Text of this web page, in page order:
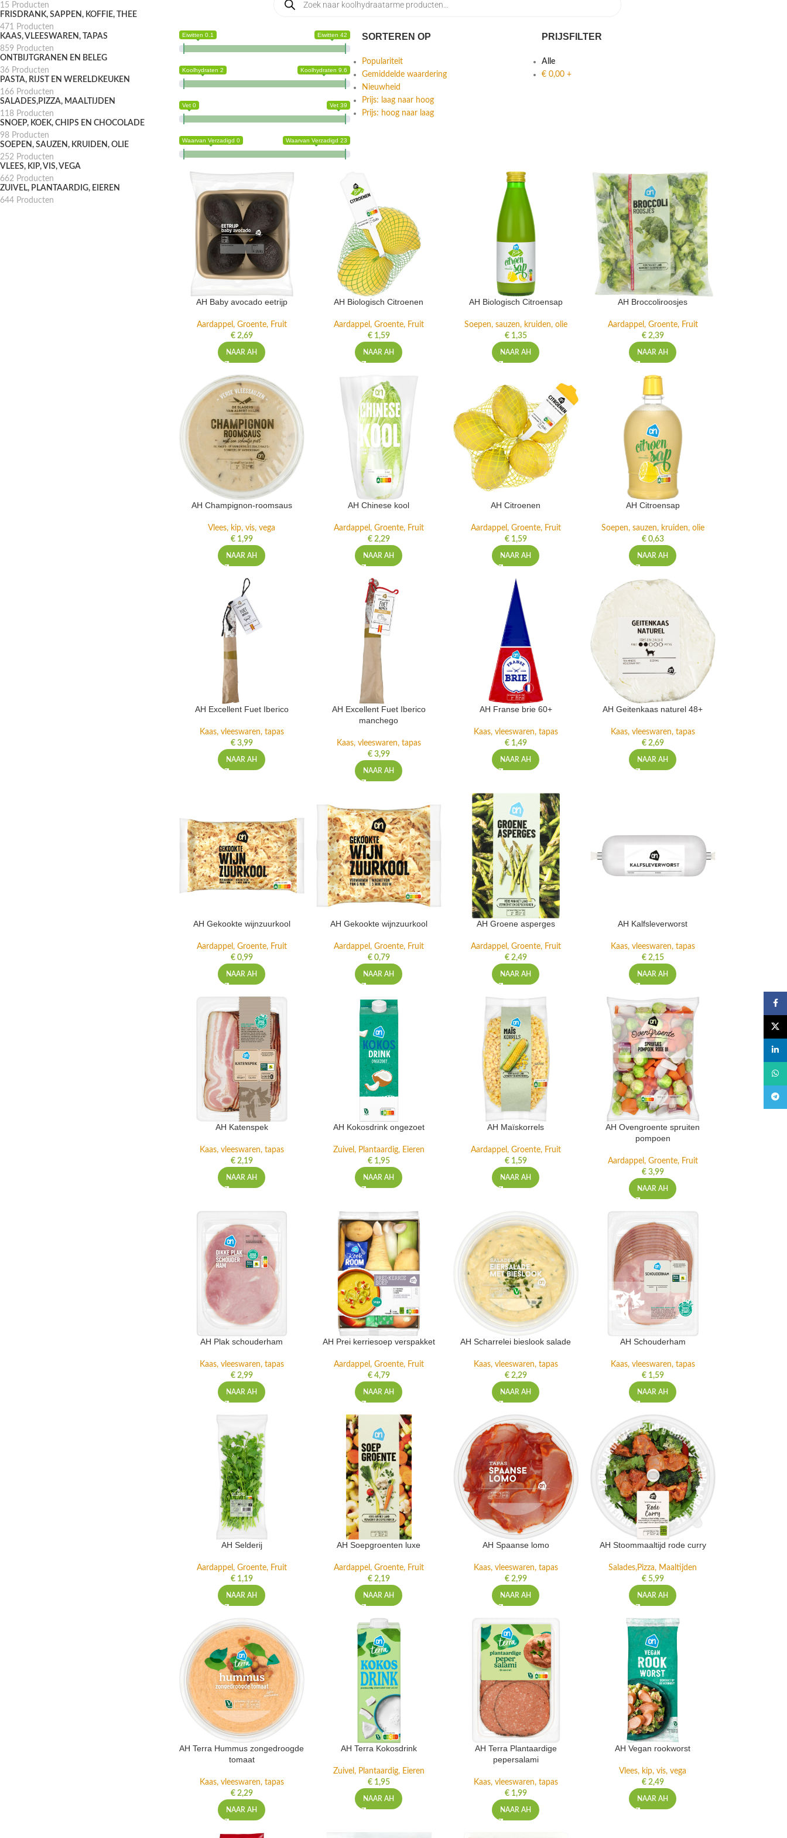
15 Producten
FRISDRANK, SAPPEN, KOFFIE, THEE
471 Producten
KAAS, VLEESWAREN, TAPAS
859 Producten
ONTBIJTGRANEN EN BELEG
36 Producten
PASTA, RIJST EN WERELDKEUKEN
166 Producten
SALADES,PIZZA, MAALTIJDEN
118 Producten
SNOEP, KOEK, CHIPS EN CHOCOLADE
98 Producten
SOEPEN, SAUZEN, KRUIDEN, OLIE
252 Producten
VLEES, KIP, VIS, VEGA
662 Producten
ZUIVEL, PLANTAARDIG, EIEREN
644 Producten
Eiwitten 0.1 Eiwitten 42
Koolhydraten 2 Koolhydraten 9.6
Vet 0 Vet 39
Waarvan Verzadigd 0 Waarvan Verzadigd 23
SORTEREN OP
Populariteit
Gemiddelde waardering
Nieuwheid
Prijs: laag naar hoog
Prijs: hoog naar laag
PRIJSFILTER
Alle
€0,00+
AH Baby avocado eetrijp
Aardappel, Groente, Fruit
€2,69
NAAR AH
AH Biologisch Citroenen
Aardappel, Groente, Fruit
€1,59
NAAR AH
AH Biologisch Citroensap
Soepen, sauzen, kruiden, olie
€1,35
NAAR AH
AH Broccoliroosjes
Aardappel, Groente, Fruit
€2,39
NAAR AH
AH Champignon-roomsaus
Vlees, kip, vis, vega
€1,99
NAAR AH
AH Chinese kool
Aardappel, Groente, Fruit
€2,29
NAAR AH
AH Citroenen
Aardappel, Groente, Fruit
€1,59
NAAR AH
AH Citroensap
Soepen, sauzen, kruiden, olie
€0,63
NAAR AH
AH Excellent Fuet Iberico
Kaas, vleeswaren, tapas
€3,99
NAAR AH
AH Excellent Fuet Iberico
manchego
Kaas, vleeswaren, tapas
€3,99
NAAR AH
AH Franse brie 60+
Kaas, vleeswaren, tapas
€1,49
NAAR AH
AH Geitenkaas naturel 48+
Kaas, vleeswaren, tapas
€2,69
NAAR AH
AH Gekookte wijnzuurkool
Aardappel, Groente, Fruit
€0,99
NAAR AH
AH Gekookte wijnzuurkool
Aardappel, Groente, Fruit
€0,79
NAAR AH
AH Groene asperges
Aardappel, Groente, Fruit
€2,49
NAAR AH
AH Kalfsleverworst
Kaas, vleeswaren, tapas
€2,15
NAAR AH
AH Katenspek
Kaas, vleeswaren, tapas
€2,19
NAAR AH
AH Kokosdrink ongezoet
Zuivel, Plantaardig, Eieren
€1,95
NAAR AH
AH Maïskorrels
Aardappel, Groente, Fruit
€1,59
NAAR AH
AH Ovengroente spruiten
pompoen
Aardappel, Groente, Fruit
€3,99
NAAR AH
AH Plak schouderham
Kaas, vleeswaren, tapas
€2,99
NAAR AH
AH Prei kerriesoep verspakket
Aardappel, Groente, Fruit
€4,79
NAAR AH
AH Scharrelei bieslook salade
Kaas, vleeswaren, tapas
€2,29
NAAR AH
AH Schouderham
Kaas, vleeswaren, tapas
€1,59
NAAR AH
AH Selderij
Aardappel, Groente, Fruit
€1,19
NAAR AH
AH Soepgroenten luxe
Aardappel, Groente, Fruit
€2,19
NAAR AH
AH Spaanse lomo
Kaas, vleeswaren, tapas
€2,99
NAAR AH
AH Stoommaaltijd rode curry
Salades,Pizza, Maaltijden
€5,99
NAAR AH
AH Terra Hummus zongedroogde
tomaat
Kaas, vleeswaren, tapas
€2,29
NAAR AH
AH Terra Kokosdrink
Zuivel, Plantaardig, Eieren
€1,95
NAAR AH
AH Terra Plantaardige
pepersalami
Kaas, vleeswaren, tapas
€1,99
NAAR AH
AH Vegan rookworst
Vlees, kip, vis, vega
€2,49
NAAR AH